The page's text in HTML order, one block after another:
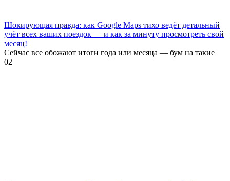
Шокирующая правда: как Google Maps тихо ведёт детальный
учёт всех ваших поездок — и как за минуту просмотреть свой
месяц!
Сейчас все обожают итоги года или месяца — бум на такие
02